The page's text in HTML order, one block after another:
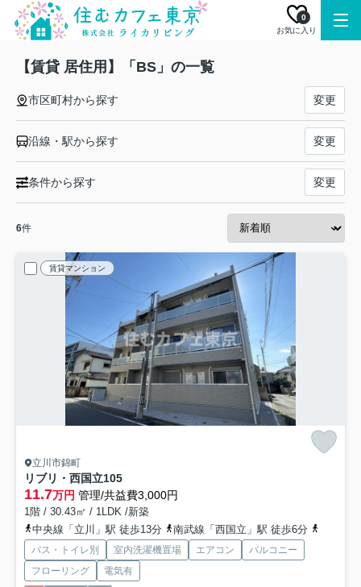
お気に入り
0
【賃貸 居住用】「BS」の一覧
市区町村から探す 変更
沿線・駅から探す 変更
条件から探す 変更
6件
賃貸マンション
立川市錦町
リブリ・西国立105
11.7万円 管理/共益費3,000円
1階 / 30.43㎡ / 1LDK /新築
中央線「立川」駅 徒歩13分
南武線「西国立」駅 徒歩6分
バス・トイレ別 室内洗濯機置場 エアコン
バルコニー
フローリング
電気有